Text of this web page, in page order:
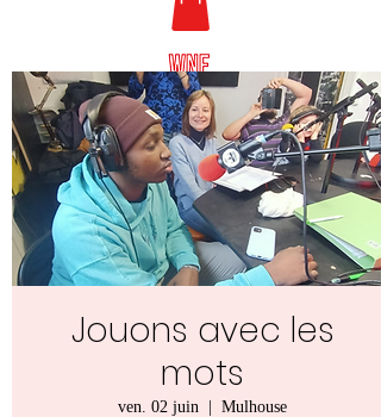
Jouons avec les
mots
ven. 02 juin
  |
Mulhouse